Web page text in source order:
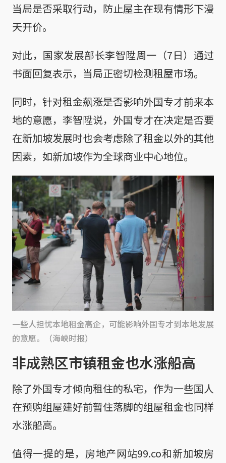
当局是否采取行动，防止屋主在现有情形下漫
天开价。
对此，国家发展部长李智陞周一（7日）通过
书面回复表示，当局正密切检测租屋市场。
同时，针对租金飙涨是否影响外国专才前来本
地的意愿，李智陞说，外国专才在决定是否要
在新加坡发展时也会考虑除了租金以外的其他
因素，如新加坡作为全球商业中心地位。
一些人担忧本地租金高企，可能影响外国专才到本地发展
的意愿。（海峡时报）
非成熟区市镇租金也水涨船高
除了外国专才倾向租住的私宅，作为一些国人
在预购组屋建好前暂住落脚的组屋租金也同样
水涨船高。
值得一提的是，房地产网站99.co和新加坡房